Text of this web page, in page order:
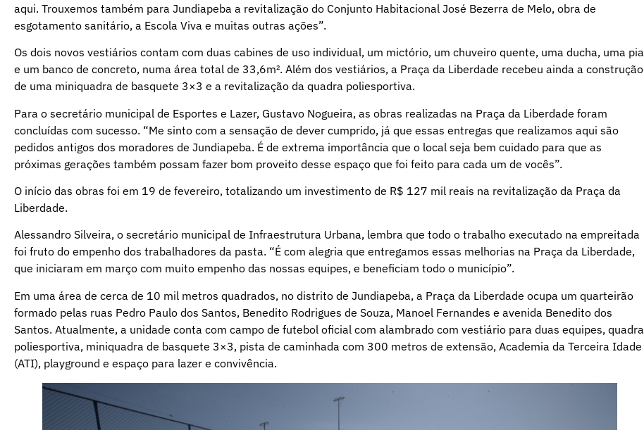
aqui. Trouxemos também para Jundiapeba a revitalização do Conjunto Habitacional José Bezerra de Melo, obra de
esgotamento sanitário, a Escola Viva e muitas outras ações”.
Os dois novos vestiários contam com duas cabines de uso individual, um mictório, um chuveiro quente, uma ducha, uma pia
e um banco de concreto, numa área total de 33,6m². Além dos vestiários, a Praça da Liberdade recebeu ainda a construção
de uma miniquadra de basquete 3×3 e a revitalização da quadra poliesportiva.
Para o secretário municipal de Esportes e Lazer, Gustavo Nogueira, as obras realizadas na Praça da Liberdade foram
concluídas com sucesso. “Me sinto com a sensação de dever cumprido, já que essas entregas que realizamos aqui são
pedidos antigos dos moradores de Jundiapeba. É de extrema importância que o local seja bem cuidado para que as
próximas gerações também possam fazer bom proveito desse espaço que foi feito para cada um de vocês”.
O início das obras foi em 19 de fevereiro, totalizando um investimento de R$ 127 mil reais na revitalização da Praça da
Liberdade.
Alessandro Silveira, o secretário municipal de Infraestrutura Urbana, lembra que todo o trabalho executado na empreitada
foi fruto do empenho dos trabalhadores da pasta. “É com alegria que entregamos essas melhorias na Praça da Liberdade,
que iniciaram em março com muito empenho das nossas equipes, e beneficiam todo o município”.
Em uma área de cerca de 10 mil metros quadrados, no distrito de Jundiapeba, a Praça da Liberdade ocupa um quarteirão
formado pelas ruas Pedro Paulo dos Santos, Benedito Rodrigues de Souza, Manoel Fernandes e avenida Benedito dos
Santos. Atualmente, a unidade conta com campo de futebol oficial com alambrado com vestiário para duas equipes, quadra
poliesportiva, miniquadra de basquete 3×3, pista de caminhada com 300 metros de extensão, Academia da Terceira Idade
(ATI), playground e espaço para lazer e convivência.